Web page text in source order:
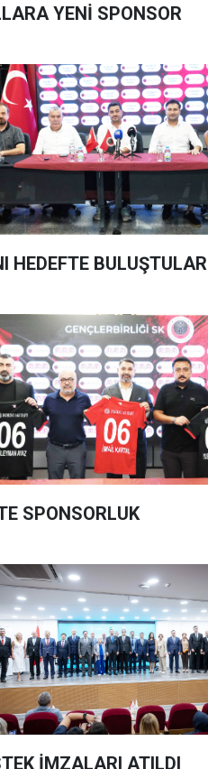
YENİ SPONSOR
HEDEFTE BULUŞTULAR
SPONSORLUK
İMZALARI ATILDI